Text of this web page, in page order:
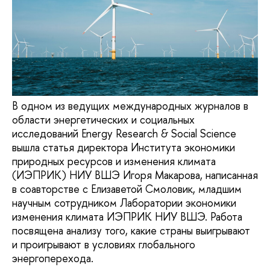
В одном из ведущих международных журналов в
области энергетических и социальных
исследований Energy Research & Social Science
вышла статья директора Института экономики
природных ресурсов и изменения климата
(ИЭПРИК) НИУ ВШЭ Игоря Макарова, написанная
в соавторстве с Елизаветой Смоловик, младшим
научным сотрудником Лаборатории экономики
изменения климата ИЭПРИК НИУ ВШЭ. Работа
посвящена анализу того, какие страны выигрывают
и проигрывают в условиях глобального
энергоперехода.